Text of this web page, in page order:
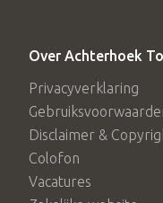
Over Achterhoek
Privacyverklaring
Disclaimer &
Colofon
Vacatures